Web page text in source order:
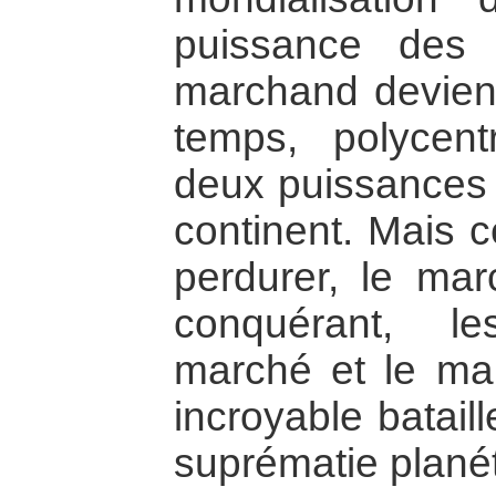
puissance des
marchand
temps,
deux
continent. Mais
perdurer, le
conquérant,
marché et le
incroyable
suprématie